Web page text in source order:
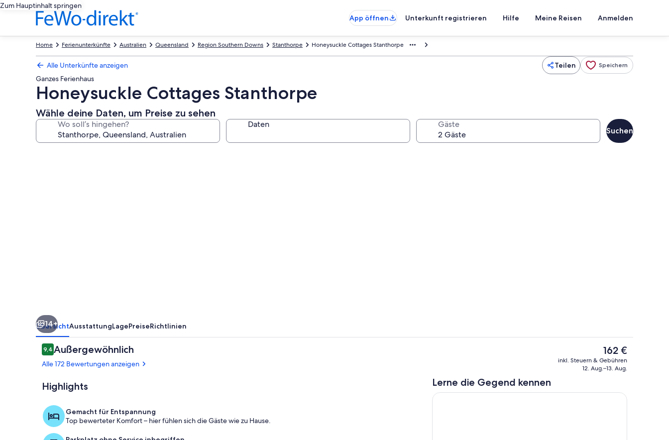
Zum Hauptinhalt springen
App öffnen
Unterkunft registrieren Hilfe Meine Reisen Anmelden
Honeysuckle Cottages Stanthorpe
Stanthorpe
Region Southern Downs
Queensland
Australien
Ferienunterkünfte
Home
Alle Unterkünfte anzeigen Teilen Speichern
Ganzes Ferienhaus
Honeysuckle Cottages Stanthorpe
Wähle deine Daten, um Preise zu sehen
Wo soll’s hingehen? Daten Gäste
Suchen
Eigene Küche
14+
ÜbersichtAusstattungLagePreiseRichtlinien
Bewertungen
9,49,4 von 10.
Außergewöhnlich
Alle 172 Bewertungen anzeigen
Highlights
Gemacht für Entspannung
Top bewerteter Komfort – hier fühlen sich die Gäste wie zu Hause.
Der
aktuelle
Preis
162 €
inkl. Steuern & Gebühren
12. Aug.–13. Aug.
Lerne die Gegend kennen